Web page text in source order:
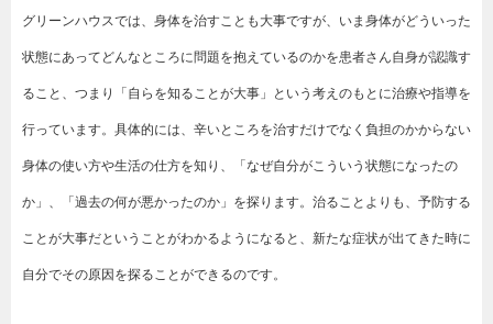
グリーンハウスでは、身体を治すことも大事ですが、いま身体がどういった
状態にあってどんなところに問題を抱えているのかを患者さん自身が認識す
ること、つまり「自らを知ることが大事」という考えのもとに治療や指導を
行っています。具体的には、辛いところを治すだけでなく負担のかからない
身体の使い方や生活の仕方を知り、「なぜ自分がこういう状態になったの
か」、「過去の何が悪かったのか」を探ります。治ることよりも、予防する
ことが大事だということがわかるようになると、新たな症状が出てきた時に
自分でその原因を探ることができるのです。